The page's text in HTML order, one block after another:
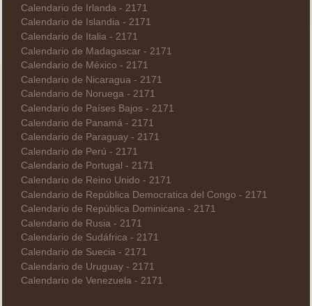
Calendario de Irlanda - 2171
Calendario de Islandia - 2171
Calendario de Italia - 2171
Calendario de Madagascar - 2171
Calendario de México - 2171
Calendario de Nicaragua - 2171
Calendario de Noruega - 2171
Calendario de Países Bajos - 2171
Calendario de Panamá - 2171
Calendario de Paraguay - 2171
Calendario de Perú - 2171
Calendario de Portugal - 2171
Calendario de Reino Unido - 2171
Calendario de República Democratica del Congo - 2171
Calendario de República Dominicana - 2171
Calendario de Rusia - 2171
Calendario de Sudáfrica - 2171
Calendario de Suecia - 2171
Calendario de Uruguay - 2171
Calendario de Venezuela - 2171